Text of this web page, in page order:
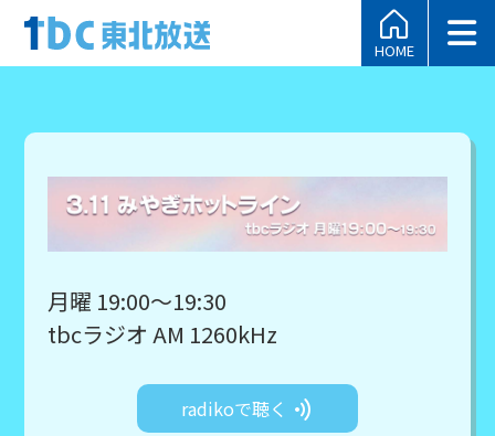
HOME
月曜 19:00～19:30
tbcラジオ AM 1260kHz
radikoで聴く